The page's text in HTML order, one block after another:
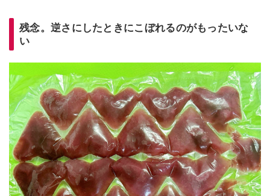
残念。逆さにしたときにこぼれるのがもったいな
い